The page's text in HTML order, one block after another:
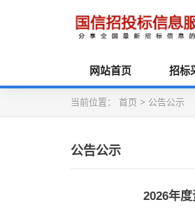
网站首页 招标
当前位置： 首页 > 公告公示
公告公示
2026年